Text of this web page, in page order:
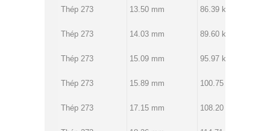
Thép 273 13.50 mm 86.39 kg
Thép 273 14.03 mm 89.60 kg
Thép 273 15.09 mm 95.97 kg
Thép 273 15.89 mm 100.75 kg
Thép 273 17.15 mm 108.20 kg